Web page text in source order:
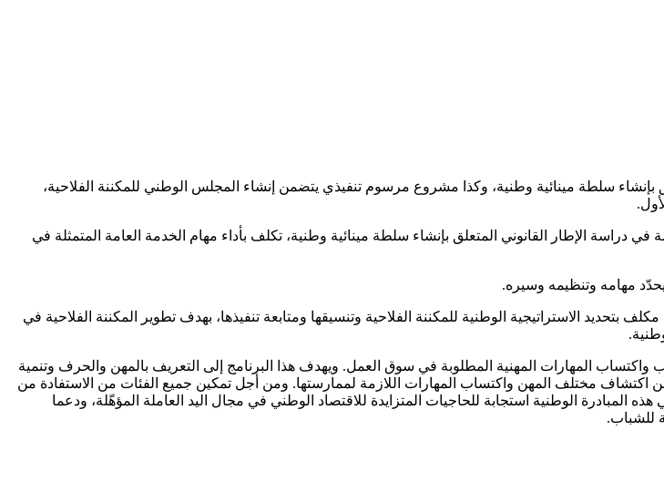
سلطة مينائية وطنية، وكذا مشروع مرسوم تنفيذي يتضمن إنشاء المجلس الوطني للمكننة الفلاحية،
الإطار القانوني المتعلق بإنشاء سلطة مينائية وطنية، تكلف بأداء مهام الخدمة العامة المتمثلة في
مهامه وتنظيمه وسيره.
الاستراتيجية الوطنية للمكننة الفلاحية وتنسيقها ومتابعة تنفيذها، بهدف تطوير المكننة الفلاحية في
المهارات المهنية المطلوبة في سوق العمل. ويهدف هذا البرنامج إلى التعريف بالمهن والحرف وتنمية
اكتشاف مختلف المهن واكتساب المهارات اللازمة لممارستها. ومن أجل تمكين جميع الفئات من الاستفادة من
المبادرة الوطنية استجابة للحاجيات المتزايدة للاقتصاد الوطني في مجال اليد العاملة المؤهّلة، ودعما
للشباب.